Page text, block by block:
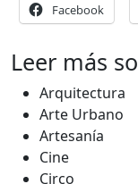
Facebook
Leer más
Arquitectura
Arte Urbano
Artesanía
Cine
Circo